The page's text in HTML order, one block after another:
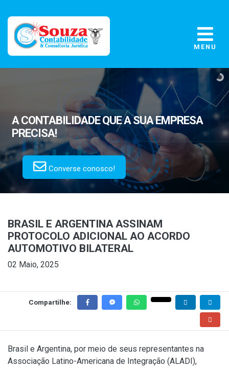
MENU
A CONTABILIDADEQUE A SUA EMPRESA
PRECISA!
Converse conosco!
BRASIL E ARGENTINA ASSINAM
PROTOCOLO ADICIONAL AO ACORDO
AUTOMOTIVO BILATERAL
02 Maio, 2025
Compartilhe:
Brasil e Argentina, por meio de seus representantes na
Associação Latino-Americana de Integração (ALADI),